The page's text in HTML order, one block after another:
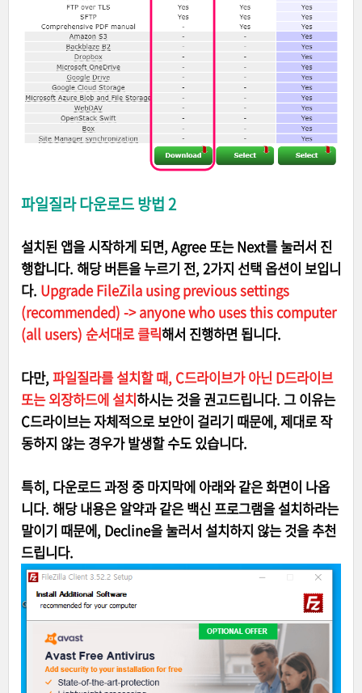
파일질라 다운로드 방법 2
설치된 앱을 시작하게 되면, Agree 또는 Next를 눌러서 진
행합니다. 해당 버튼을 누르기 전, 2가지 선택 옵션이 보입니
다. Upgrade FileZila using previous settings
(recommended) -> anyone who uses this computer
(all users) 순서대로 클릭해서 진행하면 됩니다.
다만, 파일질라를 설치할 때, C드라이브가 아닌 D드라이브
또는 외장하드에 설치하시는 것을 권고드립니다. 그 이유는
C드라이브는 자체적으로 보안이 걸리기 때문에, 제대로 작
동하지 않는 경우가 발생할 수도 있습니다.
특히, 다운로드 과정 중 마지막에 아래와 같은 화면이 나옵
니다. 해당 내용은 알약과 같은 백신 프로그램을 설치하라는
말이기 때문에, Decline을 눌러서 설치하지 않는 것을 추천
드립니다.